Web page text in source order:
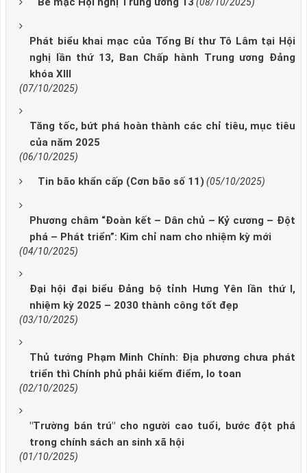
Phát biểu khai mạc của Tổng Bí thư Tô Lâm tại Hội
nghị lần thứ 13, Ban Chấp hành Trung ương Đảng
khóa XIII
(07/10/2025)
Tăng tốc, bứt phá hoàn thành các chỉ tiêu, mục tiêu
của năm 2025
(06/10/2025)
Tin bão khẩn cấp (Cơn bão số 11) (05/10/2025)
Phương châm “Đoàn kết – Dân chủ – Kỷ cương – Đột
phá – Phát triển”: Kim chỉ nam cho nhiệm kỳ mới
(04/10/2025)
Đại hội đại biểu Đảng bộ tỉnh Hưng Yên lần thứ I,
nhiệm kỳ 2025 – 2030 thành công tốt đẹp
(03/10/2025)
Thủ tướng Phạm Minh Chính: Địa phương chưa phát
triển thì Chính phủ phải kiểm điểm, lo toan
(02/10/2025)
"Trường bán trú" cho người cao tuổi, bước đột phá
trong chính sách an sinh xã hội
(01/10/2025)